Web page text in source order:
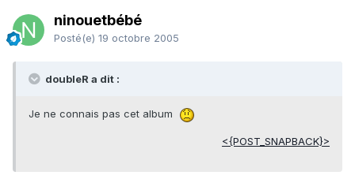
ninouetbébé
Posté(e) 19 octobre 2005
doubleR a dit :
Je ne connais pas cet album
<{POST_SNAPBACK}>